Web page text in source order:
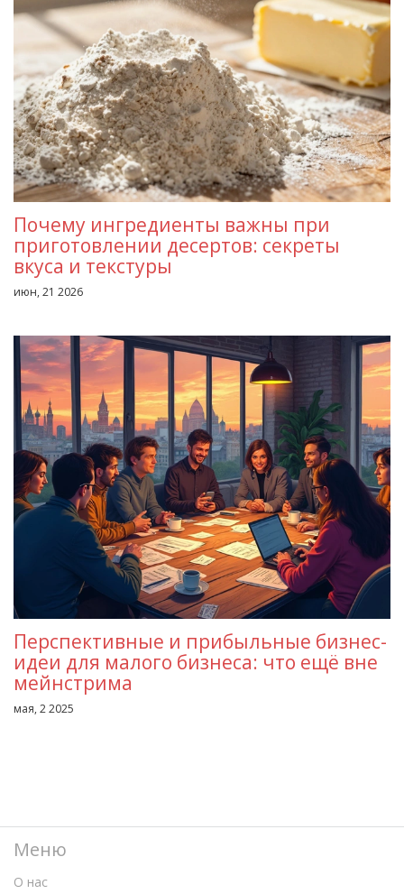
Почему ингредиенты важны при
приготовлении десертов: секреты
вкуса и текстуры
июн, 21 2026
Перспективные и прибыльные бизнес-
идеи для малого бизнеса: что ещё вне
мейнстрима
мая, 2 2025
Меню
О нас